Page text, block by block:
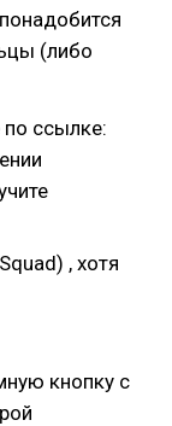
(либо
по ссылке:
, хотя
кнопку с